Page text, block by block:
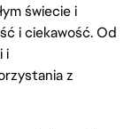
świecie i
i ciekawość. Od
i
z